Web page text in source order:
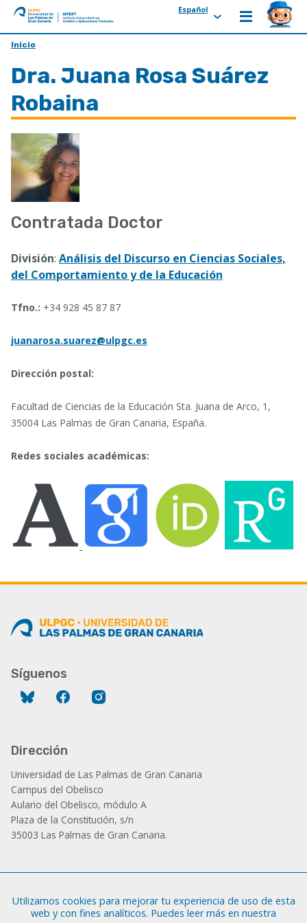
ULPGC
Ir
inicio
de
IATEXT
Español
Inicio
Dra. Juana Rosa Suárez
Robaina
Contratada Doctor
División: Análisis del Discurso en Ciencias Sociales,
del Comportamiento y de la Educación
Tfno.: +34 928 45 87 87
juanarosa.suarez@ulpgc.es
Dirección postal:
Facultad de Ciencias de la Educación Sta. Juana de Arco, 1,
35004 Las Palmas de Gran Canaria, España.
Redes sociales académicas:
Síguenos
Bluesky Facebook
Dirección
Universidad de Las Palmas de Gran Canaria
Campus del Obelisco
Aulario del Obelisco, módulo A
Plaza de la Constitución, s/n
35003 Las Palmas de Gran Canaria.
Tfno.: +34 928 452 771 / 452 787
Fax: +34 928 451 701
Utilizamos cookies para mejorar tu experiencia de uso de esta
web y con fines analíticos. Puedes leer más en nuestra